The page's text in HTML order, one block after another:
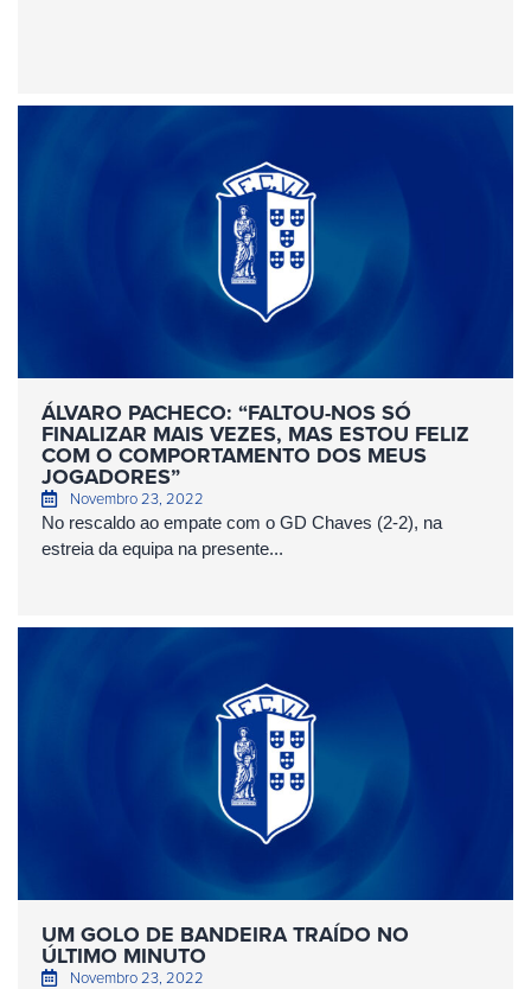
ÁLVARO PACHECO: “FALTOU-NOS SÓ
FINALIZAR MAIS VEZES, MAS ESTOU FELIZ
COM O COMPORTAMENTO DOS MEUS
JOGADORES”
Novembro 23, 2022
No rescaldo ao empate com o GD Chaves (2-2), na
estreia da equipa na presente...
UM GOLO DE BANDEIRA TRAÍDO NO
ÚLTIMO MINUTO
Novembro 23, 2022